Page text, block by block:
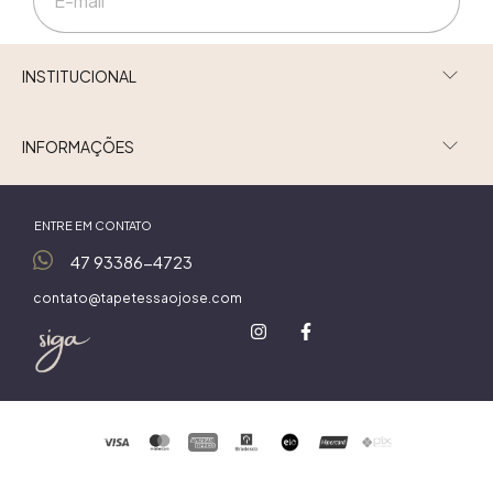
INSTITUCIONAL
INFORMAÇÕES
ENTRE EM CONTATO
47 93386-4723
contato@tapetessaojose.com